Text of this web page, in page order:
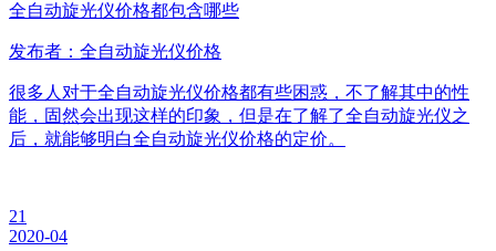
全自动旋光仪价格都包含哪些
发布者：全自动旋光仪价格
很多人对于全自动旋光仪价格都有些困惑，不了解其中的性
能，固然会出现这样的印象，但是在了解了全自动旋光仪之
后，就能够明白全自动旋光仪价格的定价。
21
2020-04